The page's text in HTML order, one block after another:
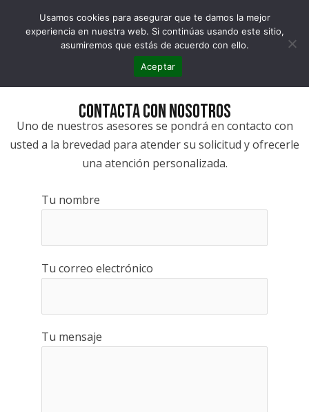
CONTACTA CON NOSOTROS
Uno de nuestros asesores se pondrá en contacto con
usted a la brevedad para atender su solicitud y ofrecerle
una atención personalizada.
Tu nombre
Tu correo electrónico
Tu mensaje
Usamos cookies para asegurar que te damos la mejor
experiencia en nuestra web. Si continúas usando este sitio,
asumiremos que estás de acuerdo con ello.
Aceptar